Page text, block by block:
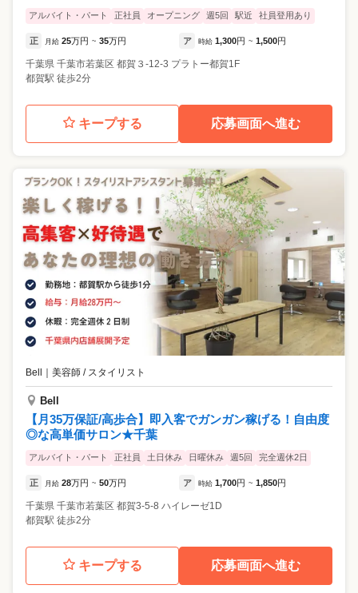
アルバイト・パート 正社員 オープニング 週5回 駅近 社員登用あり
正 月給 25万円 ~ 35万円 ア 時給 1,300円 ~ 1,500円
千葉県 千葉市若葉区 都賀３-12-3 プラトー都賀1F
都賀駅 徒歩2分
キープする 応募画面へ進む
Bell 美容師 / スタイリスト
Bell
【月35万保証/高歩合】即入客でガンガン稼げる！自由度
◎な高単価サロン★千葉
アルバイト・パート 正社員 土日休み 日曜休み 週5回 完全週休2日
正 月給 28万円 ~ 50万円 ア 時給 1,700円 ~ 1,850円
千葉県 千葉市若葉区 都賀3-5-8 ハイレーゼ1D
都賀駅 徒歩2分
キープする 応募画面へ進む